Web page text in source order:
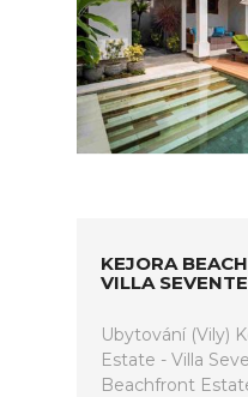
KEJORA
VILLA
Ubytování (Vily)
Estate - Villa
Beachfront